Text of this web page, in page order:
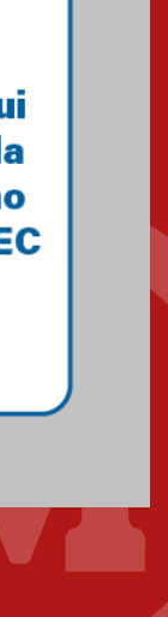
ressalta o